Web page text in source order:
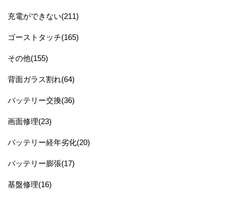
充電ができない(211)
ゴーストタッチ(165)
その他(155)
背面ガラス割れ(64)
バッテリー交換(36)
画面修理(23)
バッテリー経年劣化(20)
バッテリー膨張(17)
基盤修理(16)